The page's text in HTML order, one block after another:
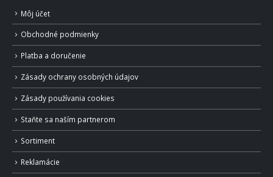
Môj účet
Obchodné podmienky
Platba a doručenie
Zásady ochrany osobných údajov
Zásady používania cookies
Staňte sa naším partnerom
Sortiment
Reklamácie